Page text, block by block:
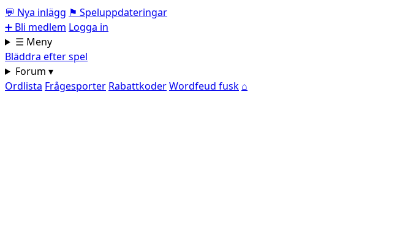
💬 Nya inlägg ⚑ Speluppdateringar
➕ Bli medlem Logga in
☰ Meny
Bläddra efter spel
Forum ▾
Ordlista Frågesporter RabattkoderWordfeud fusk ⌂